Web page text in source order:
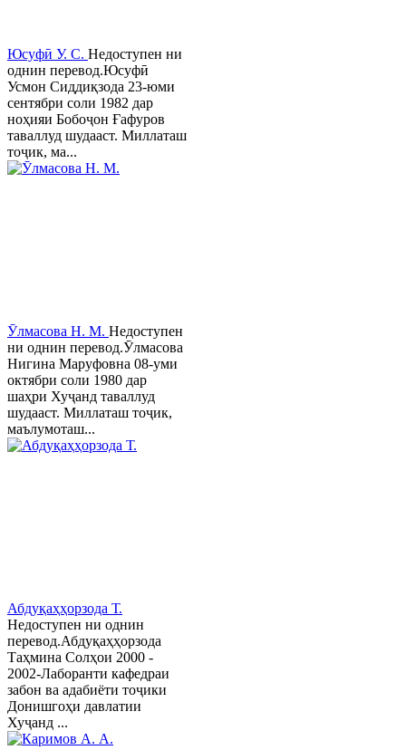
Юсуфӣ У. C. Недоступен ни
однин перевод.Юсуфӣ
Усмон Сиддиқзода 23-юми
сентябри соли 1982 дар
ноҳияи Бобоҷон Ғафуров
таваллуд шудааст. Миллаташ
тоҷик, ма...
Ӯлмасова Н. М. Недоступен
ни однин перевод.Ӯлмасова
Нигина Маруфовна 08-уми
октябри соли 1980 дар
шаҳри Хуҷанд таваллуд
шудааст. Миллаташ тоҷик,
маълумоташ...
Абдуқаҳҳорзода Т.
Недоступен ни однин
перевод.Абдуқаҳҳорзода
Таҳмина Солҳои 2000 -
2002-Лаборанти кафедраи
забон ва адабиёти тоҷики
Донишгоҳи давлатии
Хуҷанд ...